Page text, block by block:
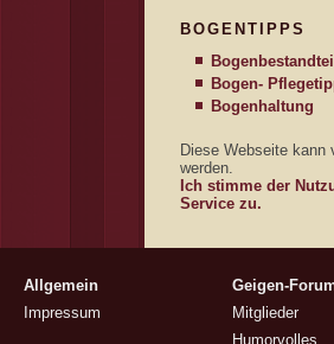
BOGENTIPPS
Bogen-
Bogenhaltung
Diese Webseite kann
werden.
Ich stimme der
Service zu.
Allgemein
Impressum
Geigen-
Mitglieder
Humorvolles